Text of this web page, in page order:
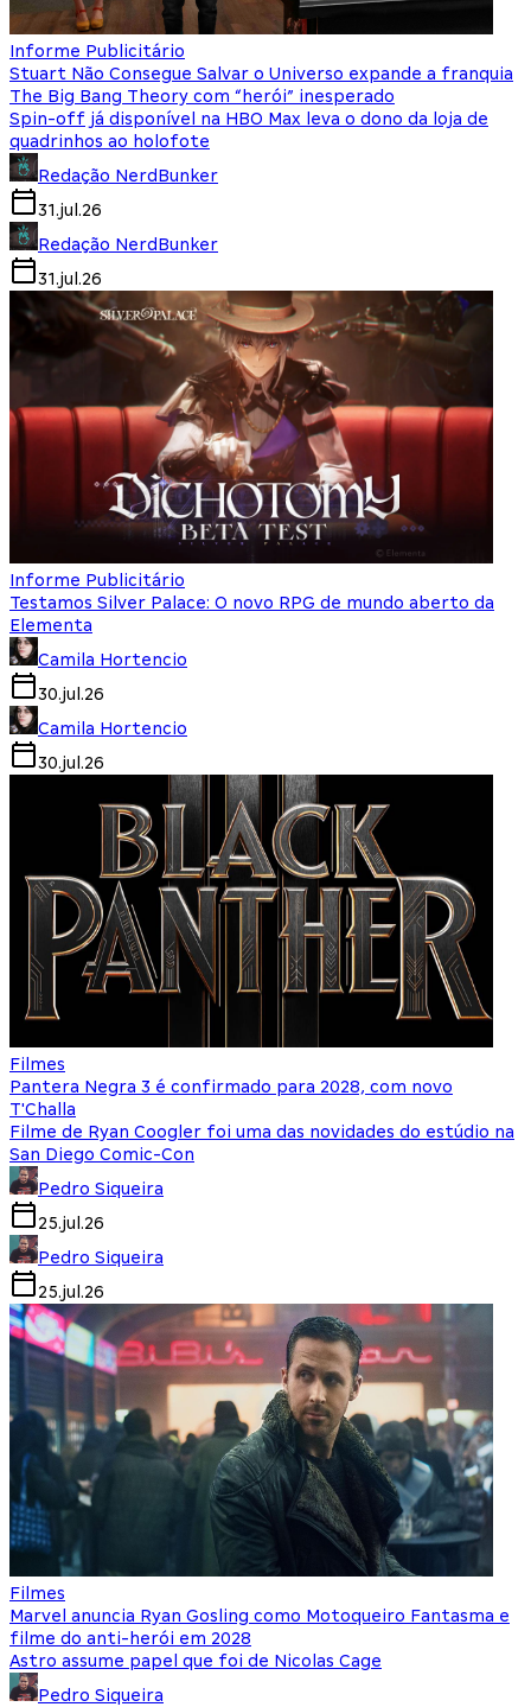
Informe Publicitário
Stuart Não Consegue Salvar o Universo expande a franquia
The Big Bang Theory com “herói” inesperado
Spin-off já disponível na HBO Max leva o dono da loja de
quadrinhos ao holofote
Redação NerdBunker
31.jul.26
Redação NerdBunker
31.jul.26
Informe Publicitário
Testamos Silver Palace: O novo RPG de mundo aberto da
Elementa
Camila Hortencio
30.jul.26
Camila Hortencio
30.jul.26
Filmes
Pantera Negra 3 é confirmado para 2028, com novo
T'Challa
Filme de Ryan Coogler foi uma das novidades do estúdio na
San Diego Comic-Con
Pedro Siqueira
25.jul.26
Pedro Siqueira
25.jul.26
Filmes
Marvel anuncia Ryan Gosling como Motoqueiro Fantasma e
filme do anti-herói em 2028
Astro assume papel que foi de Nicolas Cage
Pedro Siqueira